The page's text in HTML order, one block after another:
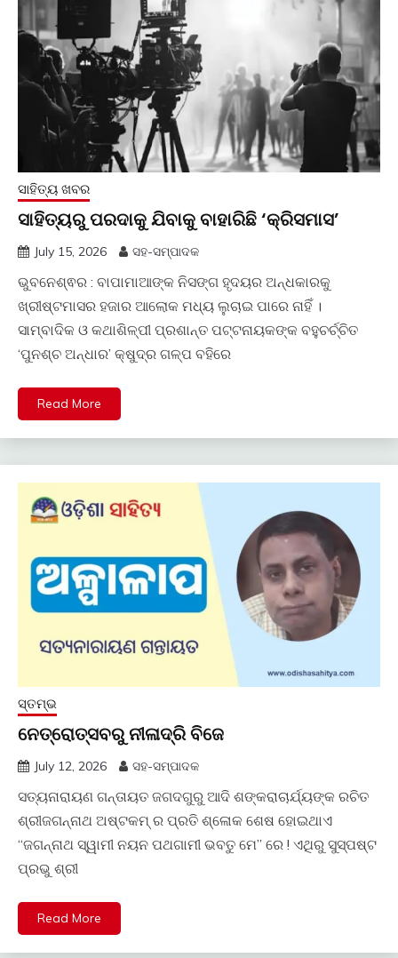
ସାହିତ୍ୟ ଖବର
ସାହିତ୍ୟରୁ ପରଦାକୁ ଯିବାକୁ ବାହାରିଛି ‘କ୍ରିସମାସ’
July 15, 2026 ସହ-ସମ୍ପାଦକ
ଭୁବନେଶ୍ଵର : ବାପାମାଆଙ୍କ ନିସଙ୍ଗ ହୃଦୟର ଅନ୍ଧକାରକୁ
ଖ୍ରୀଷ୍ଟମାସର ହଜାର ଆଲୋକ ମଧ୍ୟ ଲୁଚାଇ ପାରେ ନାହିଁ ।
ସାମ୍ବାଦିକ ଓ କଥାଶିଳ୍ପୀ ପ୍ରଶାନ୍ତ ପଟ୍ଟନାୟକଙ୍କ ବହୁଚର୍ଚ୍ଚିତ
‘ପୁନଶ୍ଚ ଅନ୍ଧାର’ କ୍ଷୁଦ୍ର ଗଳ୍ପ ବହିରେ
Read More
ସ୍ତମ୍ଭ
ନେତ୍ରୋତ୍ସବରୁ ନୀଳାଦ୍ରି ବିଜେ
July 12, 2026 ସହ-ସମ୍ପାଦକ
ସତ୍ୟନାରାୟଣ ଗନ୍ତାୟତ ଜଗଦଗୁରୁ ଆଦି ଶଙ୍କରାଚାର୍ଯ୍ୟଙ୍କ ରଚିତ
ଶ୍ରୀଜଗନ୍ନାଥ ଅଷ୍ଟକମ୍ ର ପ୍ରତି ଶ୍ଳୋକ ଶେଷ ହୋଇଥାଏ
“ଜଗନ୍ନାଥ ସ୍ୱାମୀ ନୟନ ପଥଗାମୀ ଭବତୁ ମେ” ରେ ! ଏଥିରୁ ସୁସ୍ପଷ୍ଟ
ପ୍ରଭୁ ଶ୍ରୀ
Read More